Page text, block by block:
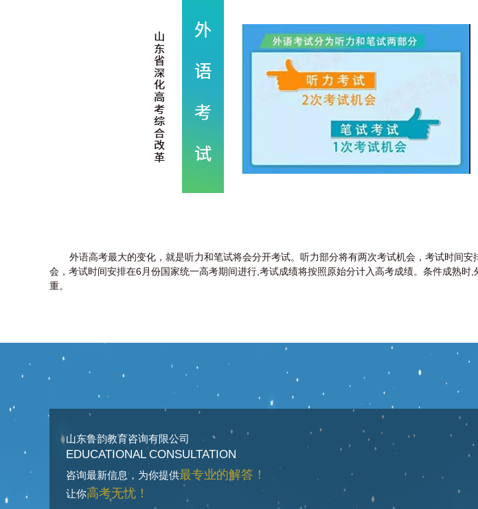
外语高考最大的变化，就是听力和笔试将会分开考试。听力部分将有两次考试机会，考试时间
会，考试时间安排在6月份国家统一高考期间进行,考试成绩将按照原始分计入高考成绩。条件成熟
重。
山东鲁韵教育咨询有限公司
EDUCATIONAL CONSULTATION
咨询最新信息，为你提供最专业的解答！
让你高考无忧！